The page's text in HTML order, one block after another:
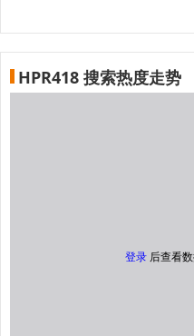
HPR418 搜索热度走势
登录 后查看